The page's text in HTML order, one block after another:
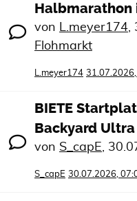
Halbmarathon
von L.meyer174,
Flohmarkt
L.meyer174
BIETE
Backyard Ultra
von S_capE,
S_capE 30.07.2026,